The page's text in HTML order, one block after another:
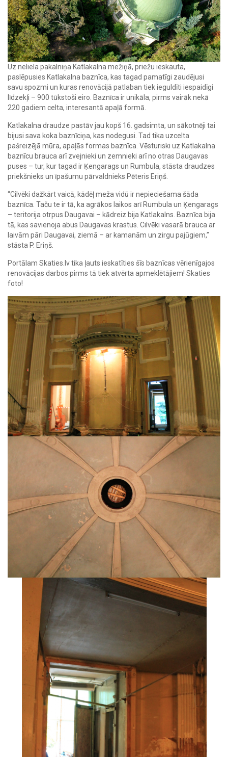
Uz neliela pakalniņa Katlakalna mežiņā, priežu ieskauta,
paslēpusies Katlakalna baznīca, kas tagad pamatīgi zaudējusi
savu spozmi un kuras renovācijā patlaban tiek ieguldīti iespaidīgi
līdzekļi – 900 tūkstoši eiro. Baznīca ir unikāla, pirms vairāk nekā
220 gadiem celta, interesantā apaļā formā.
Katlakalna draudze pastāv jau kopš 16. gadsimta, un sākotnēji tai
bijusi sava koka baznīciņa, kas nodegusi. Tad tika uzcelta
pašreizējā mūra, apaļās formas baznīca. Vēsturiski uz Katlakalna
baznīcu brauca arī zvejnieki un zemnieki arī no otras Daugavas
puses – tur, kur tagad ir Ķengarags un Rumbula, stāsta draudzes
priekšnieks un īpašumu pārvaldnieks Pēteris Eriņš.
“Cilvēki dažkārt vaicā, kādēļ meža vidū ir nepieciešama šāda
baznīca. Taču te ir tā, ka agrākos laikos arī Rumbula un Ķengarags
– teritorija otrpus Daugavai – kādreiz bija Katlakalns. Baznīca bija
tā, kas savienoja abus Daugavas krastus. Cilvēki vasarā brauca ar
laivām pāri Daugavai, ziemā – ar kamanām un zirgu pajūgiem,”
stāsta P. Eriņš.
Portālam Skaties.lv tika ļauts ieskatīties šīs baznīcas vērienīgajos
renovācijas darbos pirms tā tiek atvērta apmeklētājiem! Skaties
foto!